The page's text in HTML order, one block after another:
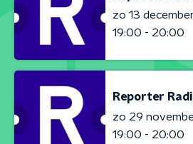
zo 13
19:00 - 20:00
Reporter
zo 29
19:00 - 20:00